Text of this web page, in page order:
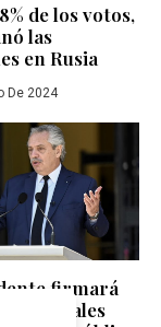
de los votos,
las
en Rusia
De 2024
firmará
bilaterales